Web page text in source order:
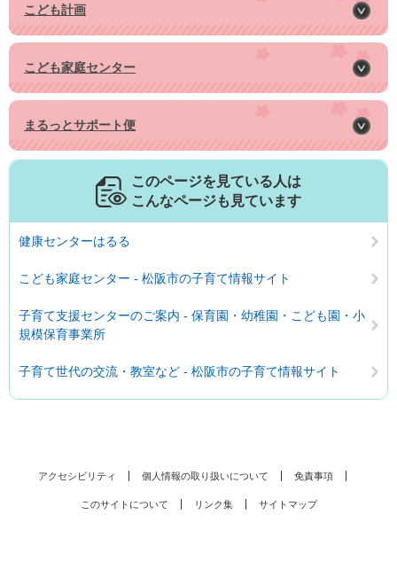
こども計画
こども家庭センター
まるっとサポート便
このページを見ている人は
こんなページも見ています
健康センターはるる
こども家庭センター - 松阪市の子育て情報サイト
子育て支援センターのご案内 - 保育園・幼稚園・こども園・小
規模保育事業所
子育て世代の交流・教室など - 松阪市の子育て情報サイト
アクセシビリティ 個人情報の取り扱いについて 免責事項
このサイトについて リンク集 サイトマップ